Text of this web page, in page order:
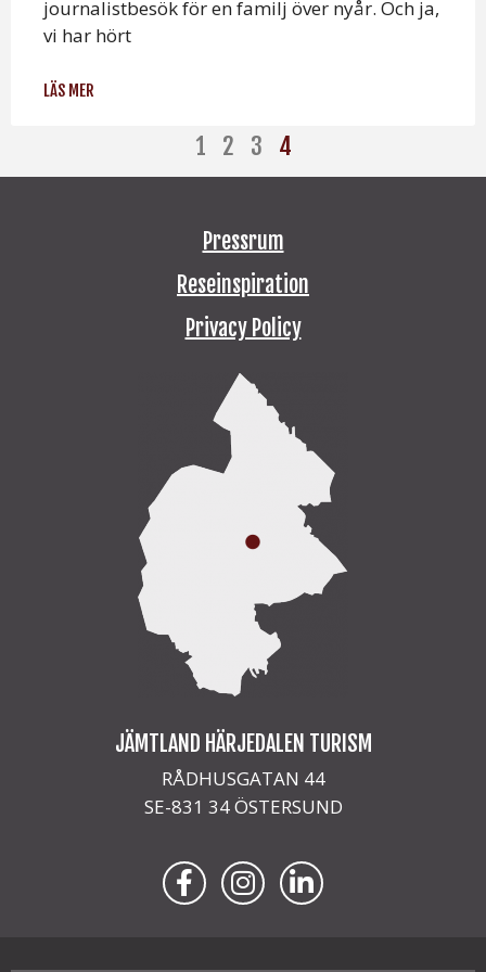
journalistbesök för en familj över nyår. Och ja,
vi har hört
LÄS MER
1 2 3 4
Pressrum
Reseinspiration
Privacy Policy
JÄMTLAND HÄRJEDALEN TURISM
RÅDHUSGATAN 44
SE-831 34 ÖSTERSUND